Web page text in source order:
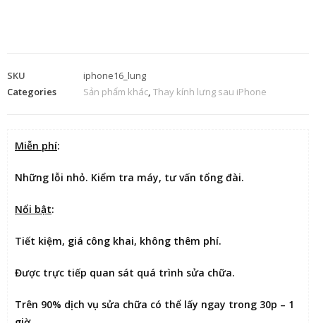
SKU
iphone16_lung
Categories
Sản phẩm khác, Thay kính lưng sau iPhone
Miễn phí:
Những lỗi nhỏ. Kiểm tra máy, tư vấn tổng đài.
Nổi bật:
Tiết kiệm, giá công khai, không thêm phí.
Được trực tiếp quan sát quá trình sửa chữa.
Trên 90% dịch vụ sửa chữa có thể lấy ngay trong 30p – 1